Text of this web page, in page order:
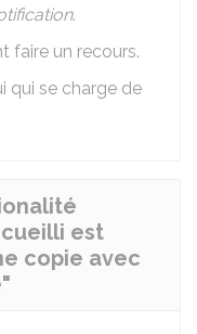
.
faire un recours.
qui se charge de
est
copie avec